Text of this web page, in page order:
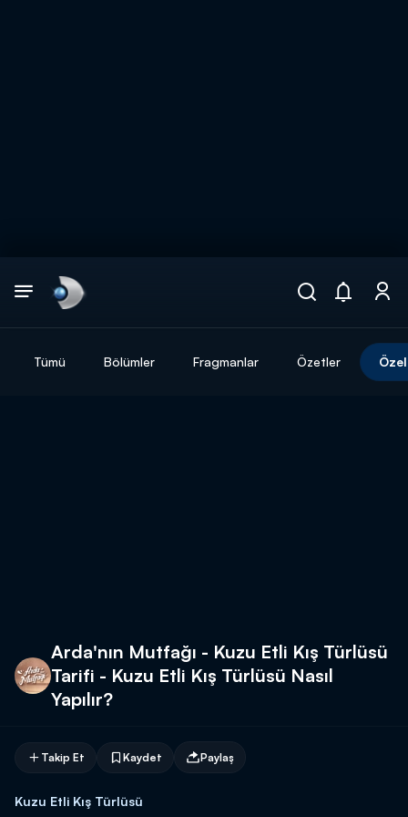
Tümü Bölümler Fragmanlar Özetler
Arda'nın Mutfağı - Kuzu Etli Kış Türlüsü
Tarifi - Kuzu Etli Kış Türlüsü Nasıl
Yapılır?
Takip Et Kaydet Paylaş
Kuzu Etli Kış Türlüsü